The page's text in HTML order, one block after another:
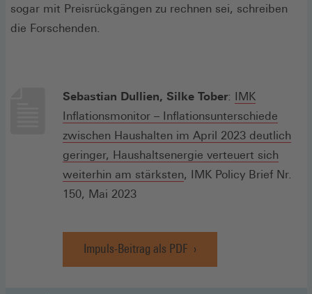
sogar mit Preisrückgängen zu rechnen sei, schreiben
die Forschenden.
Sebastian Dullien, Silke Tober: IMK
Inflationsmonitor – Inflationsunterschiede
zwischen Haushalten im April 2023 deutlich
geringer, Haushaltsenergie verteuert sich
weiterhin am stärksten (Öffnet
neuen
Fenster)
, IMK Policy Brief Nr.
150, Mai 2023
Impuls-Beitrag als PDF
(Öffnet
in